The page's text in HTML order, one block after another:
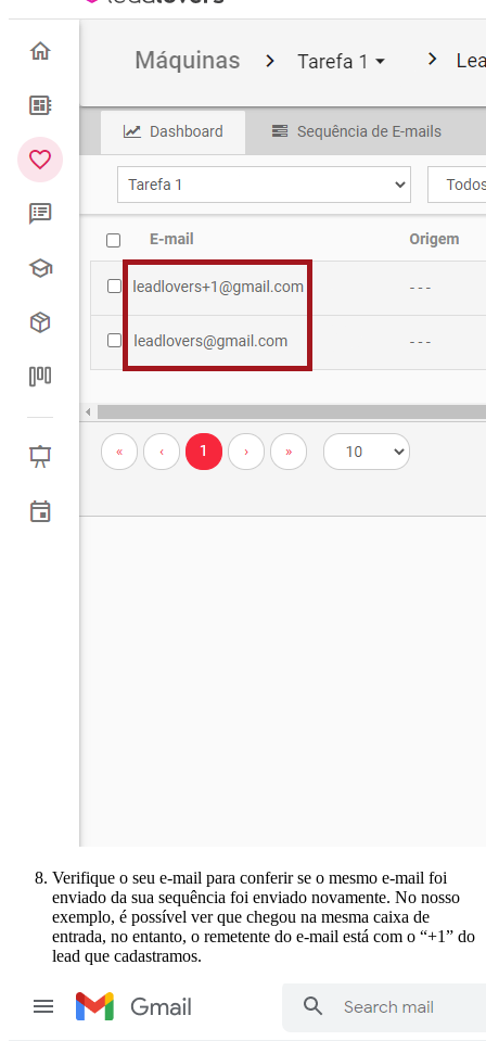
Verifique o seu e-mail para conferir se o mesmo e-mail foi
enviado da sua sequência foi enviado novamente. No nosso
exemplo, é possível ver que chegou na mesma caixa de
entrada, no entanto, o remetente do e-mail está com o “+1” do
lead que cadastramos.